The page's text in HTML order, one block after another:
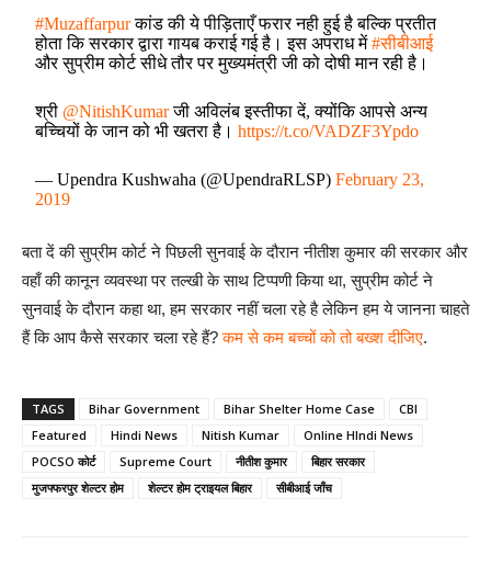
#Muzaffarpurकांड की ये पीड़िताएँ फरार नही हुई है बल्कि प्रतीत
होता कि सरकार द्वारा गायब कराई गई है। इस अपराध में#सीबीआई
और सुप्रीम कोर्ट सीधे तौर पर मुख्यमंत्री जी को दोषी मान रही है।
श्री @NitishKumarजी अविलंब इस्तीफा दें, क्योंकि आपसे अन्य
बच्चियों के जान को भी खतरा है।https://t.co/VADZF3Ypdo
— Upendra Kushwaha (@UpendraRLSP)February 23,
2019
बता दें की सुप्रीम कोर्ट ने पिछली सुनवाई के दौरान नीतीश कुमार की सरकार और
वहाँ की कानून व्यवस्था पर तल्खी के साथ टिप्पणी किया था, सुप्रीम कोर्ट ने
सुनवाई के दौरान कहा था, हम सरकार नहीं चला रहे है लेकिन हम ये जानना चाहते
हैं कि आप कैसे सरकार चला रहे हैं?कम से कम बच्चों को तो बख्श दीजिए.
TAGS Bihar Government Bihar Shelter Home Case
CBI
Featured
Hindi News Nitish Kumar
Online HIndi News
POCSO कोर्ट
Supreme Court नीतीश कुमार
बिहार सरकार
मुजफ्फरपुर शेल्टर होम
शेल्टर होम ट्राइयल बिहार सीबीआई जाँच